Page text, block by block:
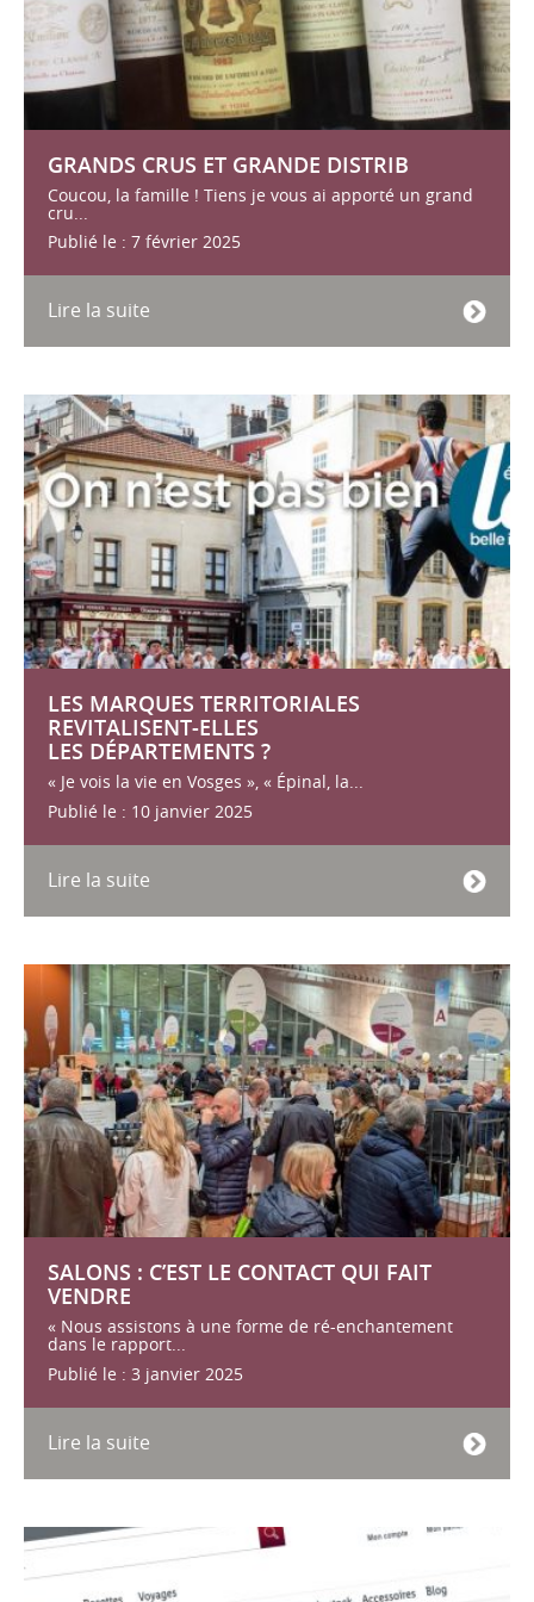
GRANDS CRUS ET GRANDE DISTRIB
Coucou, la famille ! Tiens je vous ai apporté un grand
cru...
Publié le : 7 février 2025
Lire la suite
LES MARQUES TERRITORIALES
REVITALISENT-ELLES
LES DÉPARTEMENTS ?
« Je vois la vie en Vosges », « Épinal, la...
Publié le : 10 janvier 2025
Lire la suite
SALONS : C’EST LE CONTACT QUI FAIT
VENDRE
« Nous assistons à une forme de ré-enchantement
dans le rapport...
Publié le : 3 janvier 2025
Lire la suite